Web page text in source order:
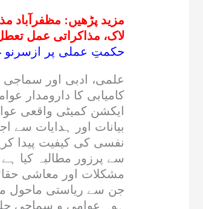
مزید پڑھیں: مظفرآباد
لاک، مذاکراتی عمل
حکمتِ عملی پر ازسرنو
علمی، ادبی اور
کامیابی کا دارومدار
ایکشن کمیٹی واقعی
بیانات اور ہدایات سے
نفسی کی کیفیت پیدا
سے پرزور مطالبہ کیا
مشکلات اور معاشی
جن سے ریاستی ماحول
ہو۔ عوامی و سماجی